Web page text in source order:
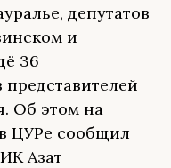
депутатов
и
36
Об этом на
ЦУРе сообщил
Азат